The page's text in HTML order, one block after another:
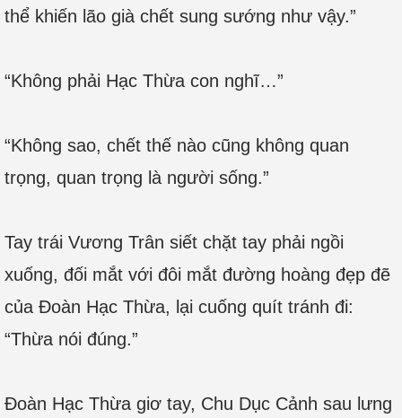
thể khiến lão già chết sung sướng như vậy.”
“Không phải Hạc Thừa con nghĩ…”
“Không sao, chết thế nào cũng không quan
trọng, quan trọng là người sống.”
Tay trái Vương Trân siết chặt tay phải ngồi
xuống, đối mắt với đôi mắt đường hoàng đẹp đẽ
của Đoàn Hạc Thừa, lại cuống quít tránh đi:
“Thừa nói đúng.”
Đoàn Hạc Thừa giơ tay, Chu Dục Cảnh sau lưng